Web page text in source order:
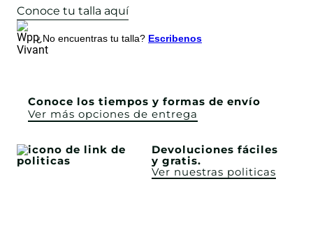
Conoce tu talla aquí
¿No encuentras tu talla? Escribenos
Conoce los tiempos y formas de envío
Ver más opciones de entrega
Devoluciones fáciles
y gratis.
Ver nuestras politicas